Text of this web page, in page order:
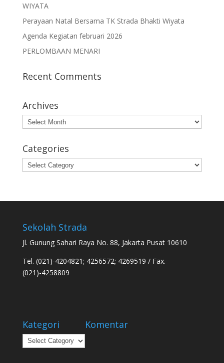
WIYATA
Perayaan Natal Bersama TK Strada Bhakti Wiyata
Agenda Kegiatan februari 2026
PERLOMBAAN MENARI
Recent Comments
Archives
Archives
Categories
Categories
Sekolah Strada
Jl. Gunung Sahari Raya No. 88, Jakarta Pusat 10610
Tel. (021)-4204821; 4256572; 4269519 / Fax.
(021)-4258809
Kategori
Kategori
Komentar